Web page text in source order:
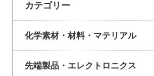
カテゴリー
化学素材・材料・マテリアル
先端製品・エレクトロニクス